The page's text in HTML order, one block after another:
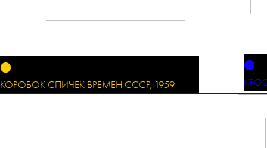
⬤
⬤
КОРОБОК СПИЧЕК ВРЕМЕН СССР, 1959